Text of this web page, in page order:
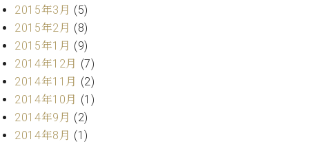
タ
ル)
王
子
工
房
ブ
グ
ア
ク
2015年3月 (5)
2015年2月 (8)
2015年1月 (9)
2014年12月 (7)
2014年11月 (2)
2014年10月 (1)
2014年9月 (2)
2014年8月 (1)